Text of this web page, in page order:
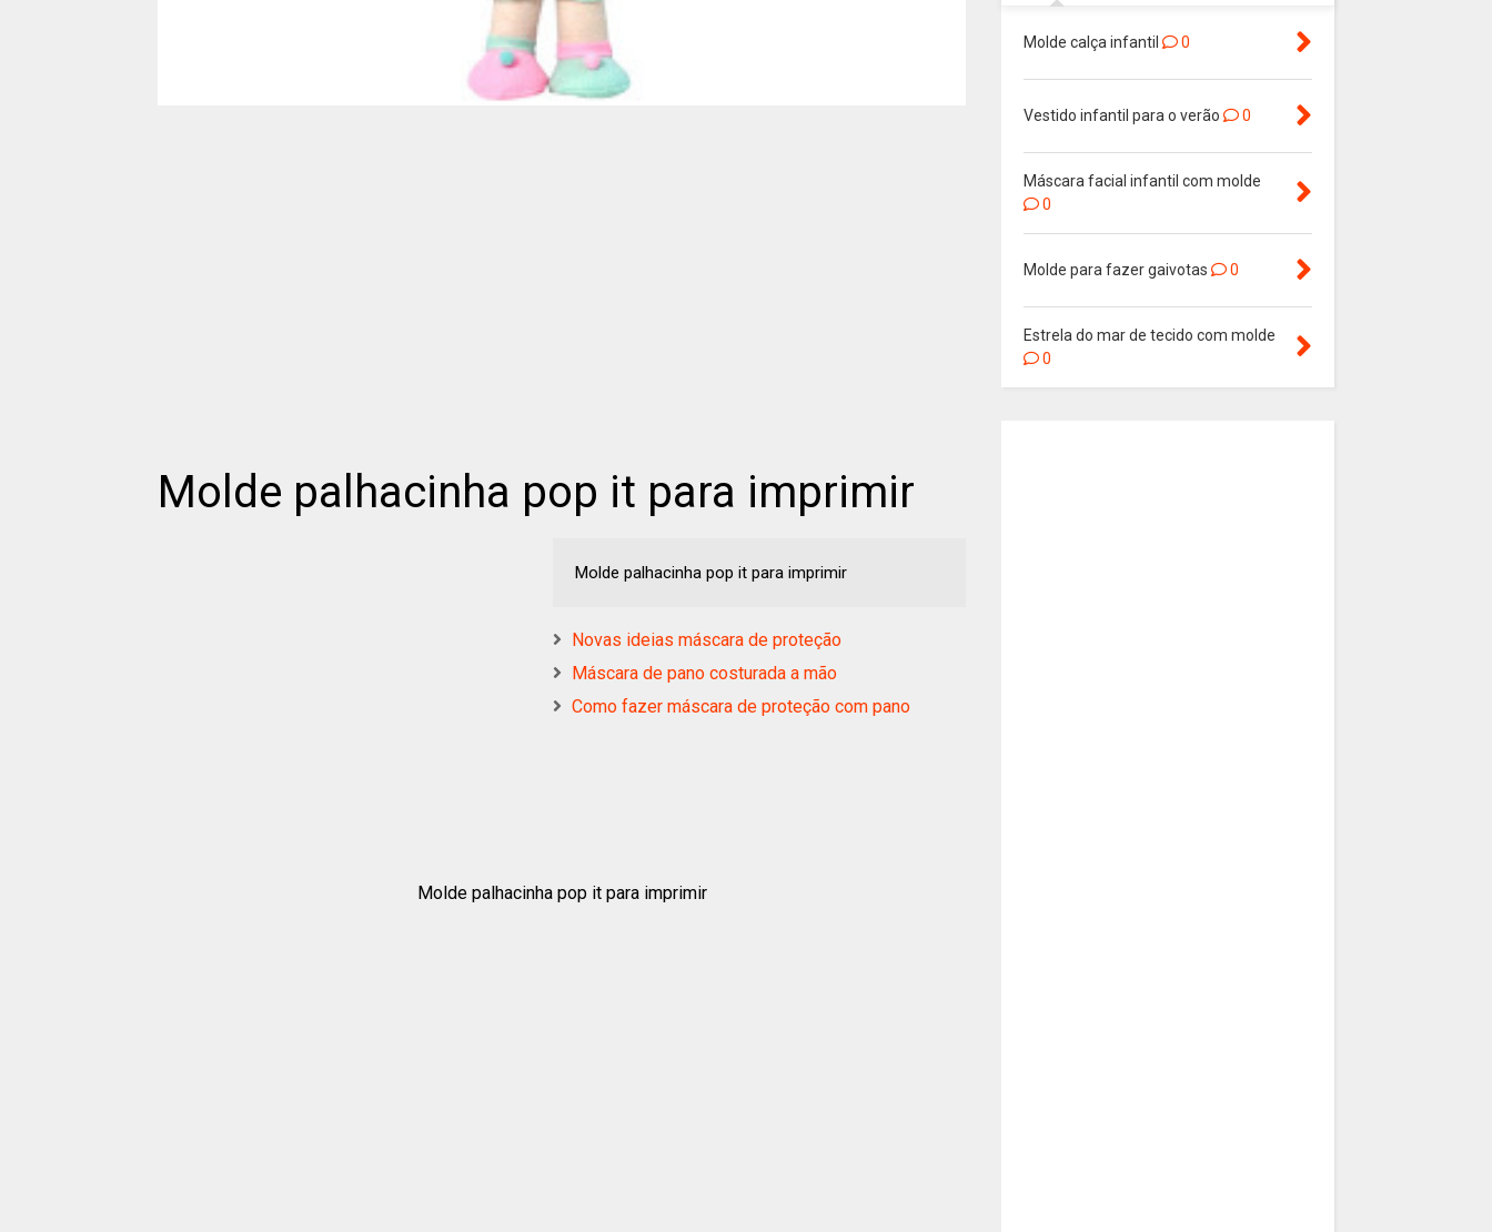
Molde palhacinha pop it para imprimir
Molde palhacinha pop it para imprimir
Novas ideias máscara de proteção
Máscara de pano costurada a mão
Como fazer máscara de proteção com pano
Molde palhacinha pop it para imprimir
Molde calça infantil 0
Vestido infantil para o verão 0
Máscara facial infantil com molde
0
Molde para fazer gaivotas 0
Estrela do mar de tecido com molde
0